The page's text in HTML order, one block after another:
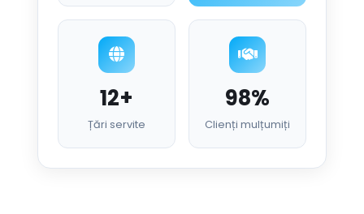
12+
Țări servite
98%
Clienți mulțumiți